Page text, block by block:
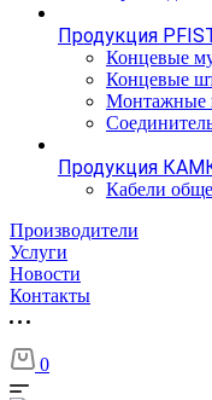
Продукция
Концевые
Концевые
Монтажные
Продукция
Кабели
Производители
Услуги
Новости
Контакты
0